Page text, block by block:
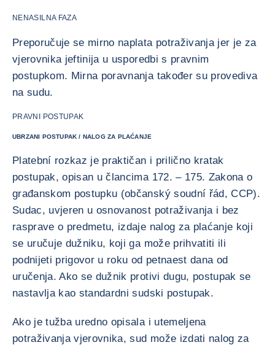
NENASILNA FAZA
Preporučuje se mirno naplata potraživanja jer je za
vjerovnika jeftinija u usporedbi s pravnim
postupkom. Mirna poravnanja također su provediva
na sudu.
PRAVNI POSTUPAK
UBRZANI POSTUPAK / NALOG ZA PLAĆANJE
Platební rozkaz je praktičan i prilično kratak
postupak, opisan u člancima 172. – 175. Zakona o
građanskom postupku (občanský soudní řád, CCP).
Sudac, uvjeren u osnovanost potraživanja i bez
rasprave o predmetu, izdaje nalog za plaćanje koji
se uručuje dužniku, koji ga može prihvatiti ili
podnijeti prigovor u roku od petnaest dana od
uručenja. Ako se dužnik protivi dugu, postupak se
nastavlja kao standardni sudski postupak.
Ako je tužba uredno opisala i utemeljena
potraživanja vjerovnika, sud može izdati nalog za